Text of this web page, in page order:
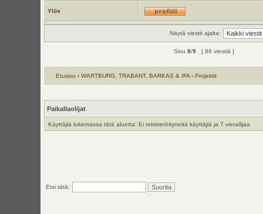
Ylös
Näytä viestit ajalta:
Sivu 8/9[ 86 viestiä ]
Etusivu ‹ WARTBURG, TRABANT, BARKAS & IFA ‹ Projektit
Paikallaolijat
Käyttäjiä lukemassa tätä aluetta: Ei rekisteröityneitä käyttäjiä ja 7 vierailijaa
Etsi tätä: